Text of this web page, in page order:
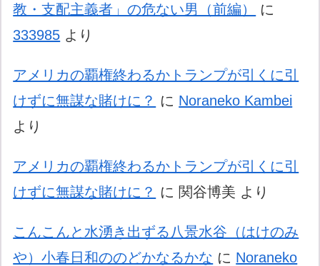
教・支配主義者」の危ない男（前編）
に
333985 より
アメリカの覇権終わるかトランプが引くに引
けずに無謀な賭けに？ に Noraneko Kambei
より
アメリカの覇権終わるかトランプが引くに引
けずに無謀な賭けに？ に 関谷博美 より
こんこんと水湧き出ずる八景水谷（はけのみ
や）小春日和ののどかなるかな に Noraneko